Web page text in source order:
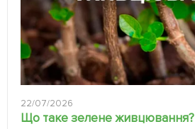
22/07/2026
Що таке зелене живцювання?